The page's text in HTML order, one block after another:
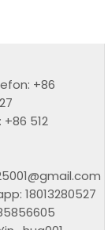
+86
512
18013280527